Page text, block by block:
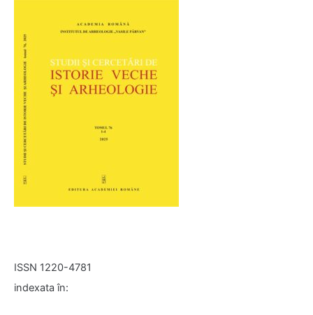
ISSN 1220-4781
indexata în: